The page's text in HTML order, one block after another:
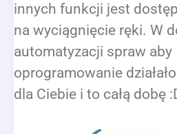
innych funkcji jest
na wyciągnięcie ręki. W
automatyzacji spraw aby
oprogramowanie
dla Ciebie i to całą dobę